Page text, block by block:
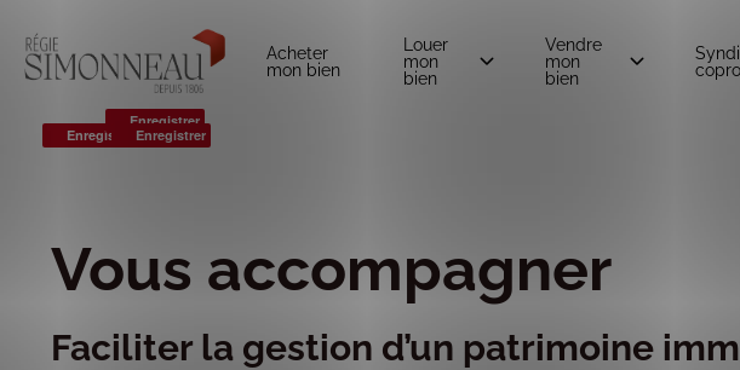
Acheter
mon bien
Louer
mon
bien
Vendre
mon
bien
Vous accompagner
Faciliter la gestion d’un patrimoine
Enregistrer
Enregistrer
Enregistrer